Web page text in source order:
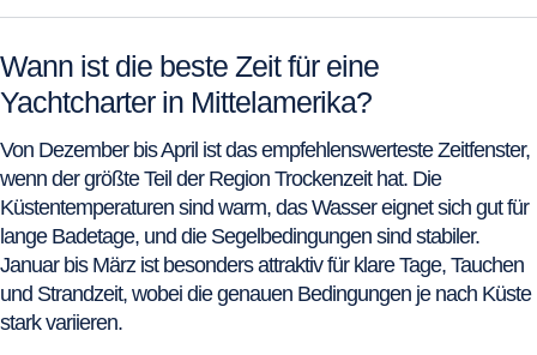
Wann ist die beste Zeit für eine
Yachtcharter in Mittelamerika?
Von Dezember bis April ist das empfehlenswerteste Zeitfenster,
wenn der größte Teil der Region Trockenzeit hat. Die
Küstentemperaturen sind warm, das Wasser eignet sich gut für
lange Badetage, und die Segelbedingungen sind stabiler.
Januar bis März ist besonders attraktiv für klare Tage, Tauchen
und Strandzeit, wobei die genauen Bedingungen je nach Küste
stark variieren.